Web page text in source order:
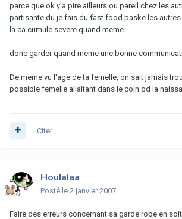
parce que ok y'a pire ailleurs ou pareil chez les
partisante du je fais du fast food paske les
la ca cumule severe quand meme.
donc garder quand meme une bonne
De meme vu l'age de ta femelle, on sait jamais
possible femelle allaitant dans le coin qd la
Citer
Houlalaa
Posté le 2 janvier 2007
Faire des erreurs concernant sa garde robe en